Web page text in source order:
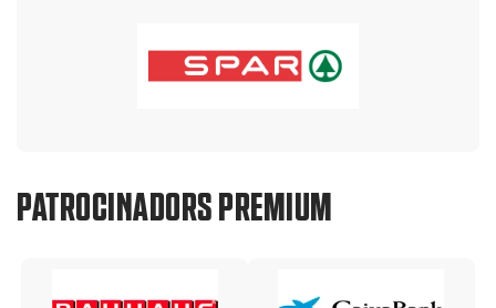
PATROCINADORS PREMIUM